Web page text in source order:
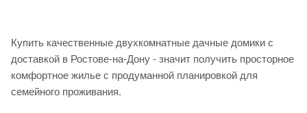
Купить качественные двухкомнатные дачные домики с
доставкой в Ростове-на-Дону - значит получить просторное
комфортное жилье с продуманной планировкой для
семейного проживания.